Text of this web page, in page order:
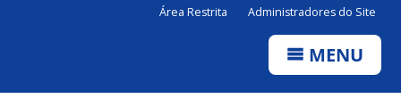
Área Restrita Administradores do Site
MENU